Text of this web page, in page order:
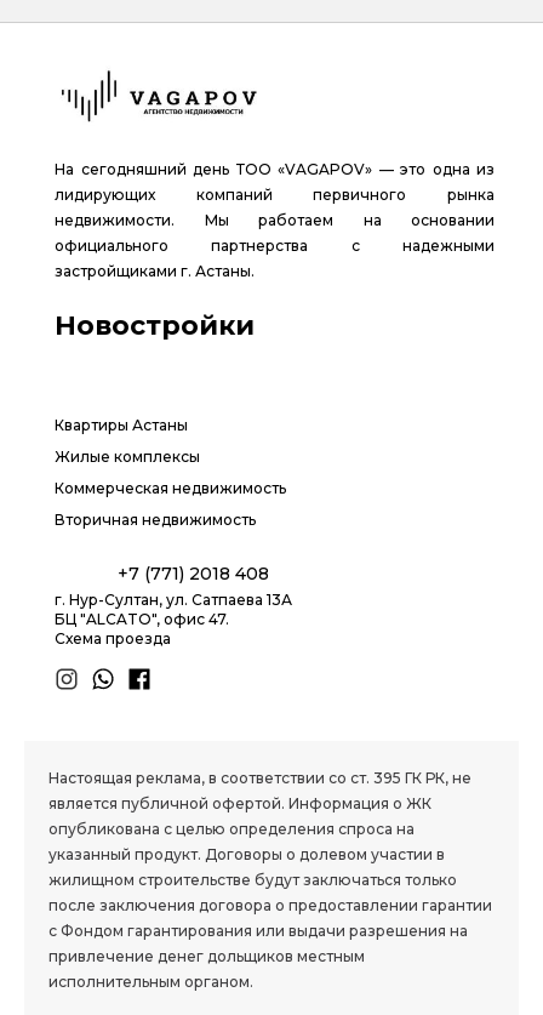
На сегодняшний день ТОО «VAGAPOV» — это одна из
лидирующих компаний первичного рынка
недвижимости. Мы работаем на основании
официального партнерства с надежными
застройщиками г. Астаны.
Новостройки
Квартиры Астаны
Жилые комплексы
Коммерческая недвижимость
Вторичная недвижимость
+7 (771) 2018 408
г. Нур-Султан, ул. Сатпаева 13А
БЦ "ALCATO", офис 47.
Схема проезда
Настоящая реклама, в соответствии со ст. 395 ГК РК, не
является публичной офертой. Информация о ЖК
опубликована с целью определения спроса на
указанный продукт. Договоры о долевом участии в
жилищном строительстве будут заключаться только
после заключения договора о предоставлении гарантии
с Фондом гарантирования или выдачи разрешения на
привлечение денег дольщиков местным
исполнительным органом.